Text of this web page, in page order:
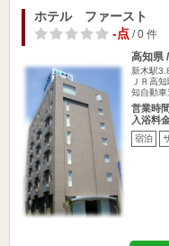
ホテル ファースト
-点/ 0 件
高知県
新木駅
ＪＲ高
知自動車
営業時間
入浴料
宿泊